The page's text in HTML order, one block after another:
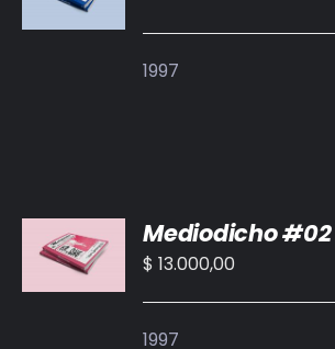
1997
AL
CARRITO
/
Mediodicho #02
$ 13.000,00
1997